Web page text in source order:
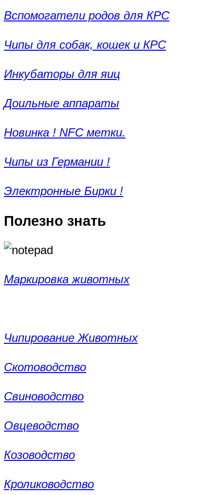
Вспомогатели родов для КРС
Чипы для собак, кошек и КРС
Инкубаторы для яиц
Доильные аппараты
Новинка ! NFC метки.
Чипы из Германии !
Электронные Бирки !
Полезно знать
Маркировка животных
Чипирование Животных
Скотоводство
Свиноводство
Овцеводство
Козоводство
Кролиководство